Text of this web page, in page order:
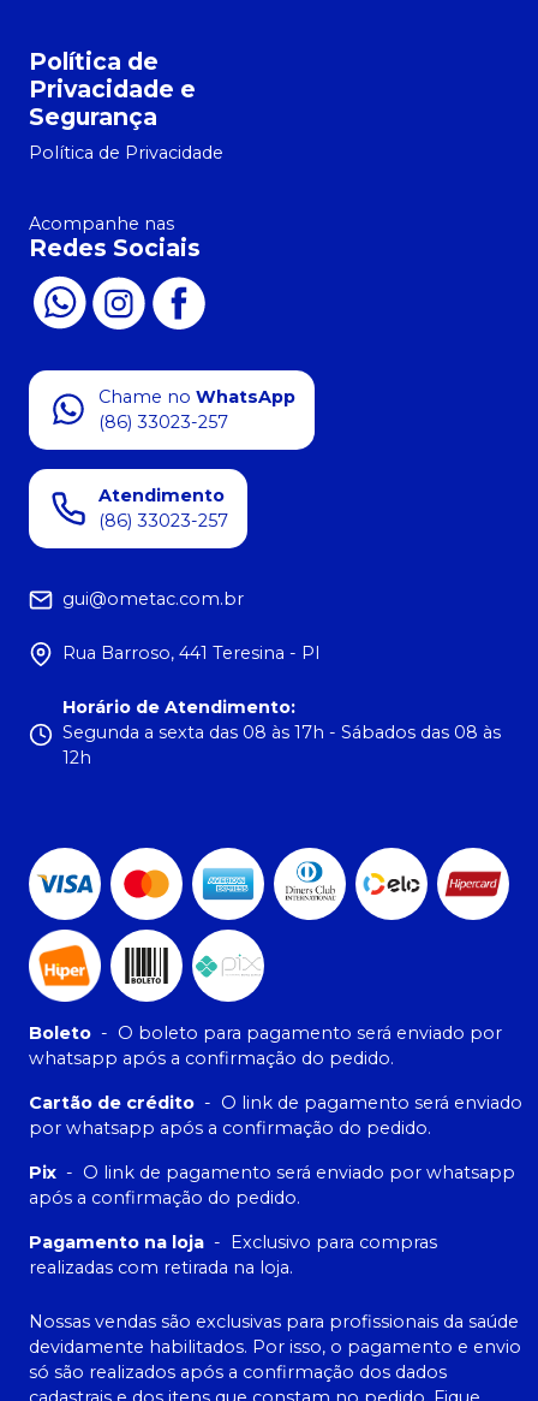
Política de
Privacidade e
Segurança
Política de Privacidade
Acompanhe nas
Redes Sociais
Chame no WhatsApp
(86) 33023-257
Atendimento
(86) 33023-257
gui@ometac.com.br
Rua Barroso, 441 Teresina - PI
Horário de Atendimento:
Segunda a sexta das 08 às 17h - Sábados das 08 às
12h
Boleto - O boleto para pagamento será enviado por
whatsapp após a confirmação do pedido.
Cartão de crédito - O link de pagamento será enviado
por whatsapp após a confirmação do pedido.
Pix - O link de pagamento será enviado por whatsapp
após a confirmação do pedido.
Pagamento na loja -
Exclusivo para compras
realizadas com retirada na loja.
Nossas vendas são exclusivas para profissionais da saúde
devidamente habilitados. Por isso, o pagamento e envio
só são realizados após a confirmação dos dados